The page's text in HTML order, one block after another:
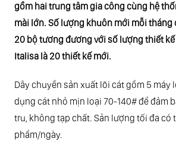
gồm hai trung tâm gia công cùng hệ
mài lớn. Số lượng khuôn mới mỗi tháng
20 bộ tương đương với số lượng thiết
Italisa là 20 thiết kế mới.
Dây chuyền sản xuất lõi cát gồm 5 máy
dụng cát nhỏ mịn loại 70-140# để đảm
tru, không tạp chất. Sản lượng tối đa có
phẩm/ngày.